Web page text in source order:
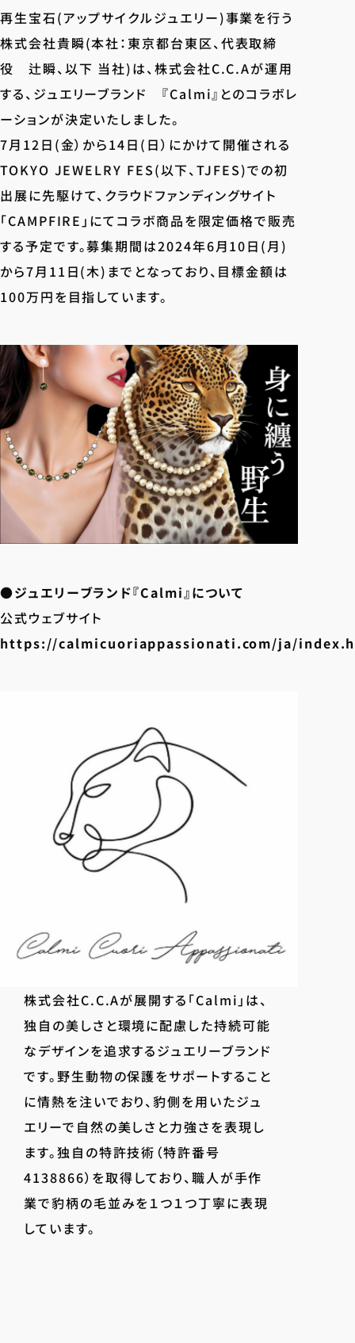
再生宝石(アップサイクルジュエリー)事業を行う
株式会社貴瞬(本社：東京都台東区、代表取締
役 辻瞬、以下 当社)は、株式会社C.C.Aが運用
する、ジュエリーブランド 『Calmi』とのコラボレ
ーションが決定いたしました。
7月12日(金）から14日(日）にかけて開催される
TOKYO JEWELRY FES(以下、TJFES)での初
出展に先駆けて、クラウドファンディングサイト
「CAMPFIRE」にてコラボ商品を限定価格で販売
する予定です。募集期間は2024年6月10日(月)
から7月11日(木)までとなっており、目標金額は
100万円を目指しています。
●ジュエリーブランド『Calmi』について
公式ウェブサイト
https://calmicuoriappassionati.com/ja/
株式会社C.C.Aが展開する「Calmi」は、
独自の美しさと環境に配慮した持続可能
なデザインを追求するジュエリーブランド
です。野生動物の保護をサポートすること
に情熱を注いでおり、豹側を用いたジュ
エリーで自然の美しさと力強さを表現し
ます。独自の特許技術（特許番号
4138866）を取得しており、職人が手作
業で豹柄の毛並みを１つ１つ丁寧に表現
しています。